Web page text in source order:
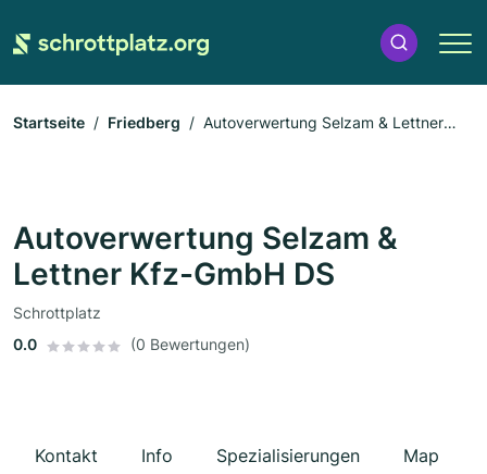
Startseite Friedberg
Autoverwertung Selzam & Lettner
Autoverwertung Selzam &
Lettner Kfz-GmbH DS
Schrottplatz
0.0
(0 Bewertungen)
Kontakt Info Spezialisierungen Map